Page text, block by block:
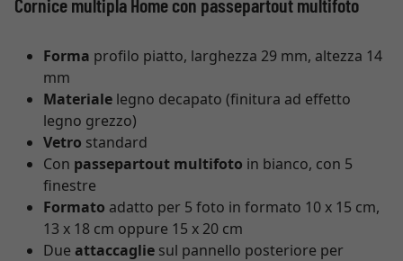
Forma profilo piatto, larghezza 29 mm, altezza 14
mm
Materiale legno decapato (finitura ad effetto
legno grezzo)
Vetro standard
Con passepartout multifoto in bianco, con 5
finestre
Formato adatto per 5 foto in formato 10 x 15 cm,
13 x 18 cm oppure 15 x 20 cm
Due attaccaglie sul pannello posteriore per